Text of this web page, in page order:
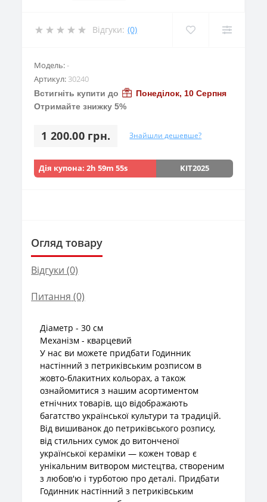
Відгуки: (0)
Модель:-
Артикул: 30240
Встигніть купити до
Понеділок, 10 Серпня
Отримайте знижку 5%
1 200.00 грн. Знайшли дешевше?
Дія купона:2h 59m 53s KIT2025
Огляд товару
Відгуки (0)
Питання (0)
Діаметр - 30 см
Механізм - кварцевий
У нас ви можете придбати Годинник
наcтінний з петриківським розписом в
жовто-блакитних кольорах, а також
ознайомитися з нашим асортиментом
етнічних товарів, що відображають
багатство української культури та традицій.
Від вишиванок до петриківського розпису,
від стильних сумок до витонченої
української кераміки — кожен товар є
унікальним витвором мистецтва, створеним
з любов'ю і турботою про деталі. Придбати
Годинник наcтінний з петриківським